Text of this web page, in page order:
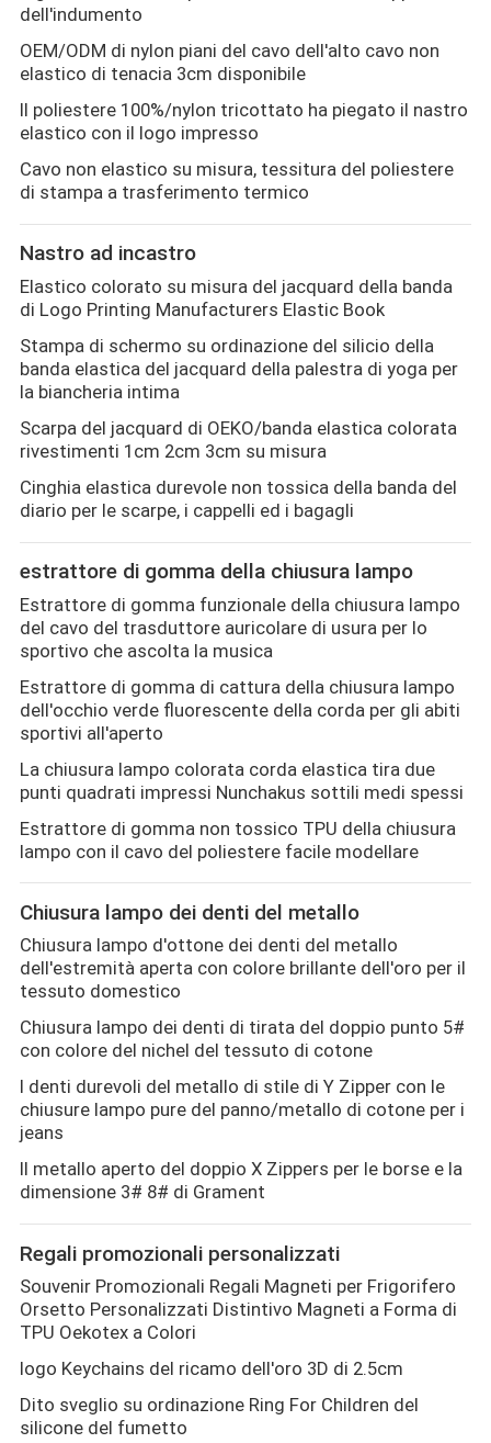
dell'indumento
OEM/ODM di nylon piani del cavo dell'alto cavo non
elastico di tenacia 3cm disponibile
Il poliestere 100%/nylon tricottato ha piegato il nastro
elastico con il logo impresso
Cavo non elastico su misura, tessitura del poliestere
di stampa a trasferimento termico
Nastro ad incastro
Elastico colorato su misura del jacquard della banda
di Logo Printing Manufacturers Elastic Book
Stampa di schermo su ordinazione del silicio della
banda elastica del jacquard della palestra di yoga per
la biancheria intima
Scarpa del jacquard di OEKO/banda elastica colorata
rivestimenti 1cm 2cm 3cm su misura
Cinghia elastica durevole non tossica della banda del
diario per le scarpe, i cappelli ed i bagagli
estrattore di gomma della chiusura lampo
Estrattore di gomma funzionale della chiusura lampo
del cavo del trasduttore auricolare di usura per lo
sportivo che ascolta la musica
Estrattore di gomma di cattura della chiusura lampo
dell'occhio verde fluorescente della corda per gli abiti
sportivi all'aperto
La chiusura lampo colorata corda elastica tira due
punti quadrati impressi Nunchakus sottili medi spessi
Estrattore di gomma non tossico TPU della chiusura
lampo con il cavo del poliestere facile modellare
Chiusura lampo dei denti del metallo
Chiusura lampo d'ottone dei denti del metallo
dell'estremità aperta con colore brillante dell'oro per il
tessuto domestico
Chiusura lampo dei denti di tirata del doppio punto 5#
con colore del nichel del tessuto di cotone
I denti durevoli del metallo di stile di Y Zipper con le
chiusure lampo pure del panno/metallo di cotone per i
jeans
Il metallo aperto del doppio X Zippers per le borse e la
dimensione 3# 8# di Grament
Regali promozionali personalizzati
Souvenir Promozionali Regali Magneti per Frigorifero
Orsetto Personalizzati Distintivo Magneti a Forma di
TPU Oekotex a Colori
logo Keychains del ricamo dell'oro 3D di 2.5cm
Dito sveglio su ordinazione Ring For Children del
silicone del fumetto